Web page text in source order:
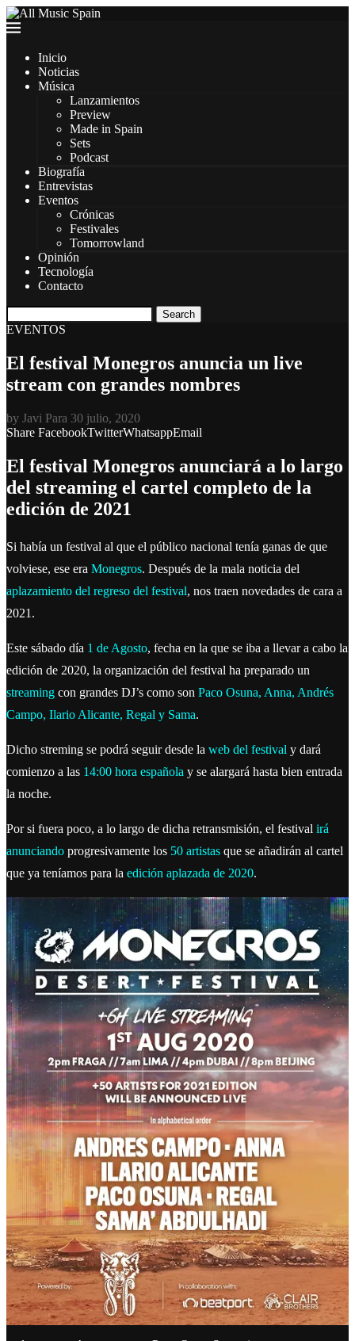
Inicio
Noticias
Música
Lanzamientos
Preview
Made in Spain
Sets
Podcast
Biografía
Entrevistas
Eventos
Crónicas
Festivales
Tomorrowland
Opinión
Tecnología
Contacto
Search
EVENTOS
El festival Monegros anuncia un live
stream con grandes nombres
by Javi Para 30 julio, 2020
Share FacebookTwitterWhatsappEmail
El festival Monegros anunciará a lo largo
del streaming el cartel completo de la
edición de 2021
Si había un festival al que el público nacional tenía ganas de que
volviese, ese era Monegros. Después de la mala noticia del
aplazamiento del regreso del festival, nos traen novedades de cara a
2021.
Este sábado día 1 de Agosto, fecha en la que se iba a llevar a cabo la
edición de 2020, la organización del festival ha preparado un
streaming con grandes DJ’s como son Paco Osuna, Anna, Andrés
Campo, Ilario Alicante, Regal y Sama.
Dicho streming se podrá seguir desde la web del festival y dará
comienzo a las 14:00 hora española y se alargará hasta bien entrada
la noche.
Por si fuera poco, a lo largo de dicha retransmisión, el festival irá
anunciando progresivamente los 50 artistas que se añadirán al cartel
que ya teníamos para la edición aplazada de 2020.